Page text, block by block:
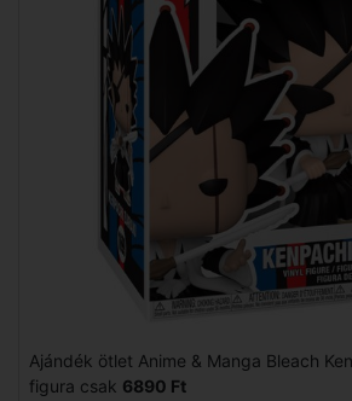
Ajándék ötlet Anime & Manga Bleach
figura csak 6890 Ft